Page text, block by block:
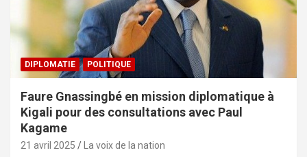
DIPLOMATIE POLITIQUE
Faure Gnassingbé en mission diplomatique à
Kigali pour des consultations avec Paul
Kagame
21 avril 2025 La voix de la nation